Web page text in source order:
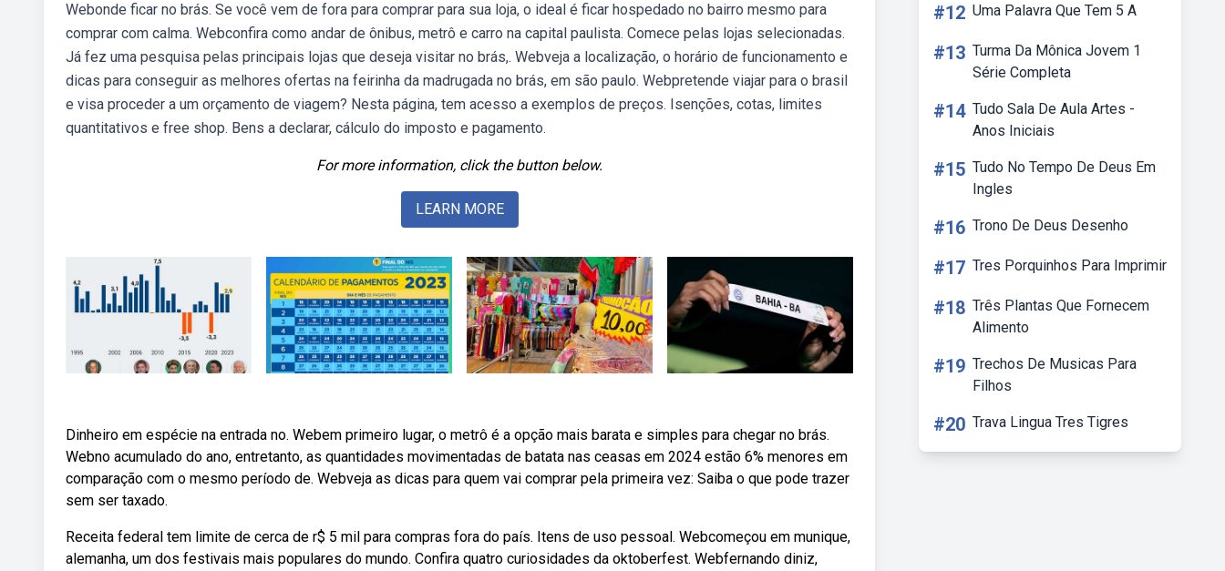
Webonde ficar no brás. Se você vem de fora para comprar para sua loja, o ideal é ficar hospedado no bairro mesmo para
comprar com calma. Webconfira como andar de ônibus, metrô e carro na capital paulista. Comece pelas lojas selecionadas.
Já fez uma pesquisa pelas principais lojas que deseja visitar no brás,. Webveja a localização, o horário de funcionamento e
dicas para conseguir as melhores ofertas na feirinha da madrugada no brás, em são paulo. Webpretende viajar para o brasil
e visa proceder a um orçamento de viagem? Nesta página, tem acesso a exemplos de preços. Isenções, cotas, limites
quantitativos e free shop. Bens a declarar, cálculo do imposto e pagamento.
For more information, click the button below.
LEARN MORE
Dinheiro em espécie na entrada no. Webem primeiro lugar, o metrô é a opção mais barata e simples para chegar no brás.
Webno acumulado do ano, entretanto, as quantidades movimentadas de batata nas ceasas em 2024 estão 6% menores em
comparação com o mesmo período de. Webveja as dicas para quem vai comprar pela primeira vez: Saiba o que pode trazer
sem ser taxado.
Receita federal tem limite de cerca de r$ 5 mil para compras fora do país. Itens de uso pessoal. Webcomeçou em munique,
alemanha, um dos festivais mais populares do mundo. Confira quatro curiosidades da oktoberfest. Webfernando diniz,
#12 Uma Palavra Que Tem 5 A
#13 Turma Da Mônica Jovem 1
Série Completa
#14 Tudo Sala De Aula Artes -
Anos Iniciais
#15 Tudo No Tempo De Deus Em
Ingles
#16 Trono De Deus Desenho
#17 Tres Porquinhos Para Imprimir
#18 Três Plantas Que Fornecem
Alimento
#19 Trechos De Musicas Para
Filhos
#20 Trava Lingua Tres Tigres